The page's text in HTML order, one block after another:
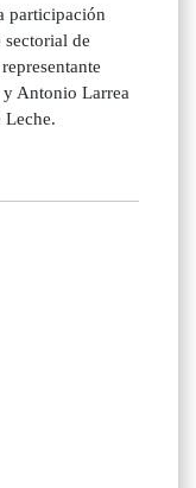
participación
sectorial de
Antonio Larrea
Leche.